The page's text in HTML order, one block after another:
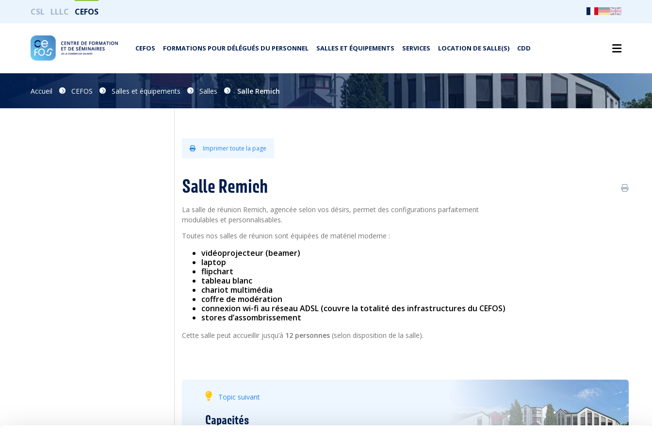
CSL LLLC CEFOS
CEFOS FORMATIONS POUR DÉLÉGUÉS DU PERSONNEL SALLES ET ÉQUIPEMENTS SERVICES LOCATION DE SALLE(S) CDD
Accueil CEFOS Salles et équipements Salles Salle Remich
Imprimer toute la page
Salle Remich
La salle de réunion Remich, agencée selon vos désirs, permet des configurations parfaitement
modulables et personnalisables.
Toutes nos salles de réunion sont équipées de matériel moderne :
vidéoprojecteur (beamer)
laptop
flipchart
tableau blanc
chariot multimédia
coffre de modération
connexion wi-fi au réseau ADSL (couvre la totalité des infrastructures du CEFOS)
stores d’assombrissement
Cette salle peut accueillir jusqu’à 12 personnes (selon disposition de la salle).
Topic suivant
Capacités